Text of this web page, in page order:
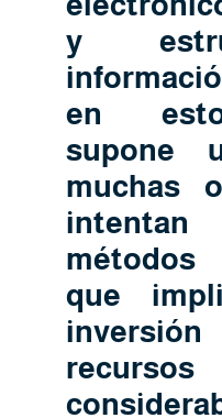
y
en
supone
muchas
intentan
métodos
que